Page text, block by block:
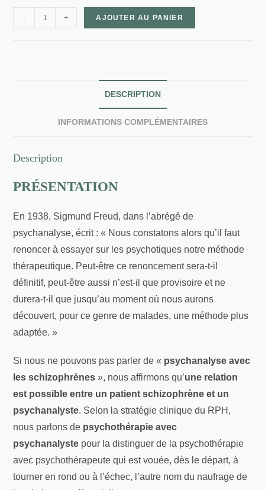
- + AJOUTER AU PANIER
DESCRIPTION
INFORMATIONS COMPLÉMENTAIRES
Description
PRÉSENTATION
En 1938, Sigmund Freud, dans l’abrégé de
psychanalyse, écrit : « Nous constatons alors qu’il faut
renoncer à essayer sur les psychotiques notre méthode
thérapeutique. Peut-être ce renoncement sera-t-il
définitif, peut-être aussi n’est-il que provisoire et ne
durera-t-il que jusqu’au moment où nous aurons
découvert, pour ce genre de malades, une méthode plus
adaptée. »
Si nous ne pouvons pas parler de « psychanalyse avec
les schizophrènes », nous affirmons qu’une relation
est possible entre un patient schizophrène et un
psychanalyste. Selon la stratégie clinique du RPH,
nous parlons de psychothérapie avec
psychanalyste pour la distinguer de la psychothérapie
avec psychothérapeute qui est vouée, dès le départ, à
tourner en rond ou à l’échec, l’autre nom du naufrage de